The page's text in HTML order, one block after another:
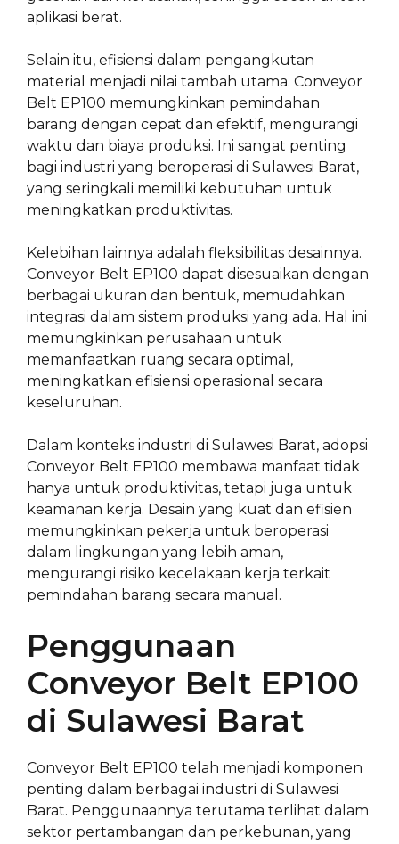
aplikasi berat.
Selain itu, efisiensi dalam pengangkutan
material menjadi nilai tambah utama. Conveyor
Belt EP100 memungkinkan pemindahan
barang dengan cepat dan efektif, mengurangi
waktu dan biaya produksi. Ini sangat penting
bagi industri yang beroperasi di Sulawesi Barat,
yang seringkali memiliki kebutuhan untuk
meningkatkan produktivitas.
Kelebihan lainnya adalah fleksibilitas desainnya.
Conveyor Belt EP100 dapat disesuaikan dengan
berbagai ukuran dan bentuk, memudahkan
integrasi dalam sistem produksi yang ada. Hal ini
memungkinkan perusahaan untuk
memanfaatkan ruang secara optimal,
meningkatkan efisiensi operasional secara
keseluruhan.
Dalam konteks industri di Sulawesi Barat, adopsi
Conveyor Belt EP100 membawa manfaat tidak
hanya untuk produktivitas, tetapi juga untuk
keamanan kerja. Desain yang kuat dan efisien
memungkinkan pekerja untuk beroperasi
dalam lingkungan yang lebih aman,
mengurangi risiko kecelakaan kerja terkait
pemindahan barang secara manual.
Penggunaan
Conveyor Belt EP100
di Sulawesi Barat
Conveyor Belt EP100 telah menjadi komponen
penting dalam berbagai industri di Sulawesi
Barat. Penggunaannya terutama terlihat dalam
sektor pertambangan dan perkebunan, yang